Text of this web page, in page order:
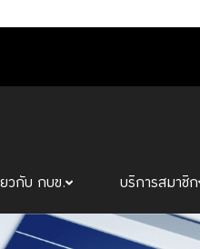
ยวกับ กบข. บริการสมาชิก